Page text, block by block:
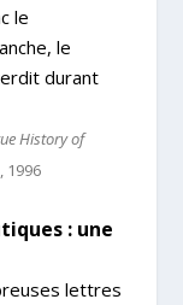
le
le
durant
History of
1996
: une
lettres